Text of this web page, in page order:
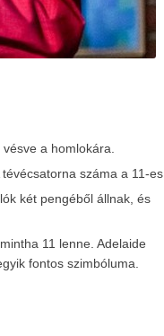
a homlokára.
száma a 11-es.
két pengéből állnak, és
11 lenne. Adelaide
fontos szimbóluma.